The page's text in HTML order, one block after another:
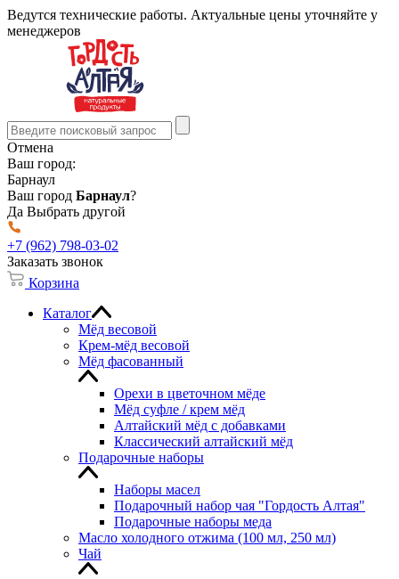
Ведутся технические работы. Актуальные цены уточняйте у
менеджеров
Отмена
Ваш город:
Барнаул
Ваш город Барнаул?
Да Выбрать другой
+7 (962) 798-03-02
Заказать звонок
Корзина
Каталог
Мёд весовой
Крем-мёд весовой
Мёд фасованный
Орехи в цветочном мёде
Мёд суфле / крем мёд
Алтайский мёд с добавками
Классический алтайский мёд
Подарочные наборы
Наборы масел
Подарочный набор чая "Гордость Алтая"
Подарочные наборы меда
Масло холодного отжима (100 мл, 250 мл)
Чай